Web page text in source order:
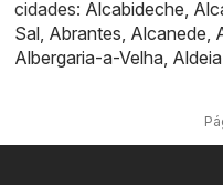
cidades: Alcabideche,
Sal, Abrantes, Alcanede,
Albergaria-a-Velha,